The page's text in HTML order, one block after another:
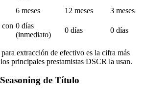
6 meses 12 meses
3 meses
0 días
(inmediato)
0 días 0 días
extracción de efectivo es la cifra más
principales prestamistas DSCR la usan.
de Título